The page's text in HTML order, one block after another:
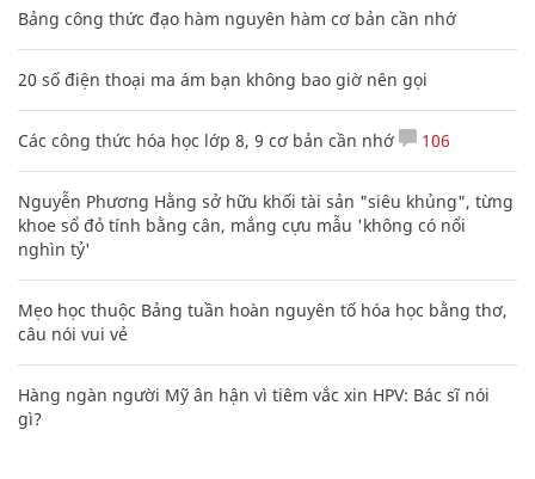
Bảng công thức đạo hàm nguyên hàm cơ bản cần nhớ
20 số điện thoại ma ám bạn không bao giờ nên gọi
Các công thức hóa học lớp 8, 9 cơ bản cần nhớ 106
Nguyễn Phương Hằng sở hữu khối tài sản "siêu khủng", từng
khoe sổ đỏ tính bằng cân, mắng cựu mẫu 'không có nổi
nghìn tỷ'
Mẹo học thuộc Bảng tuần hoàn nguyên tố hóa học bằng thơ,
câu nói vui vẻ
Hàng ngàn người Mỹ ân hận vì tiêm vắc xin HPV: Bác sĩ nói
gì?